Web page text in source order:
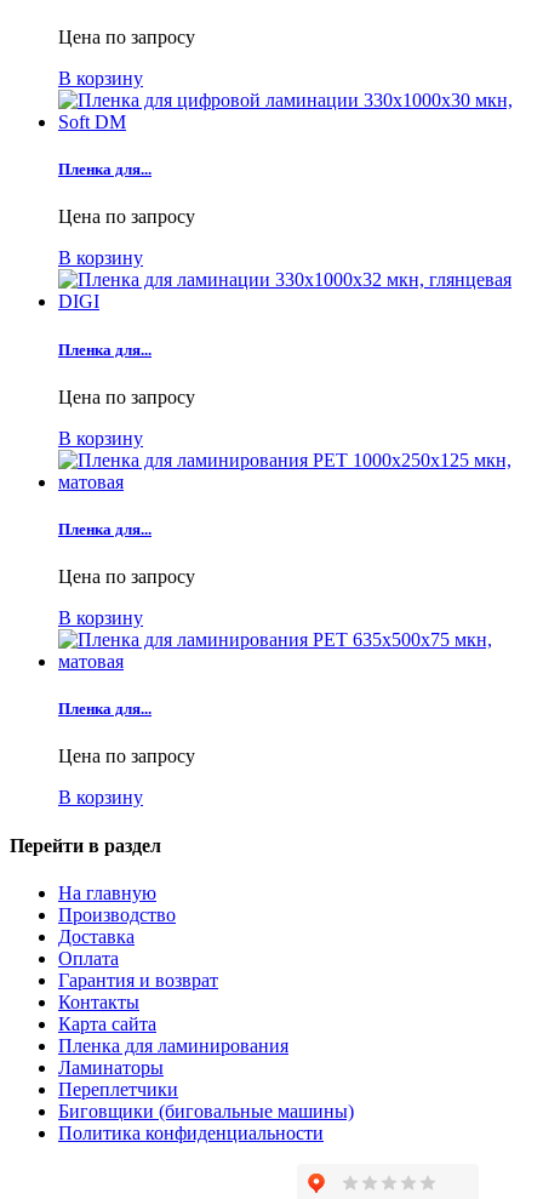
Цена по запросу
В корзину
Пленка для...
Цена по запросу
В корзину
Пленка для...
Цена по запросу
В корзину
Пленка для...
Цена по запросу
В корзину
Пленка для...
Цена по запросу
В корзину
Перейти в раздел
На главную
Производство
Доставка
Оплата
Гарантия и возврат
Контакты
Карта сайта
Пленка для ламинирования
Ламинаторы
Переплетчики
Биговщики (биговальные машины)
Политика конфиденциальности